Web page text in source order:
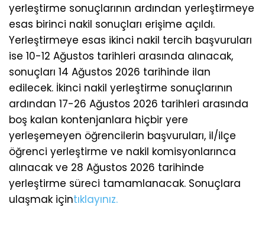
yerleştirme sonuçlarının ardından yerleştirmeye
esas birinci nakil sonuçları erişime açıldı.
Yerleştirmeye esas ikinci nakil tercih başvuruları
ise 10-12 Ağustos tarihleri arasında alınacak,
sonuçları 14 Ağustos 2026 tarihinde ilan
edilecek. İkinci nakil yerleştirme sonuçlarının
ardından 17-26 Ağustos 2026 tarihleri arasında
boş kalan kontenjanlara hiçbir yere
yerleşemeyen öğrencilerin başvuruları, il/ilçe
öğrenci yerleştirme ve nakil komisyonlarınca
alınacak ve 28 Ağustos 2026 tarihinde
yerleştirme süreci tamamlanacak. Sonuçlara
ulaşmak içintıklayınız.